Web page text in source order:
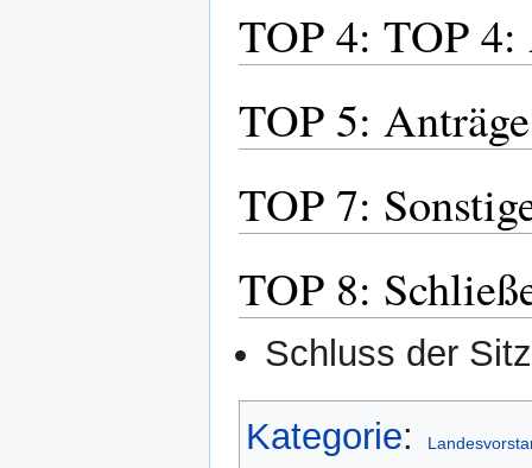
TOP 4: TOP 4:
TOP 5:
TOP 7:
TOP 8:
Schluss der
Kategorie: